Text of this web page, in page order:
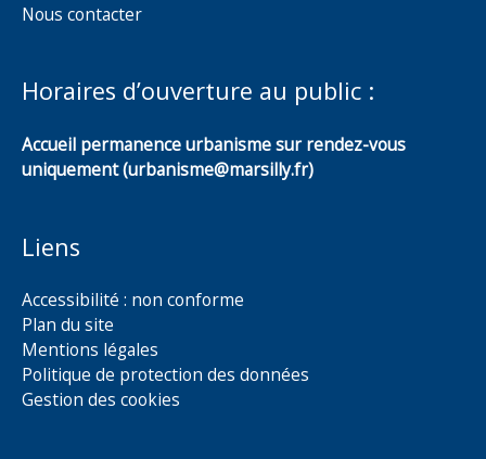
Nous contacter
Horaires d’ouverture au public :
Accueil permanence urbanisme sur rendez-vous
uniquement (urbanisme@marsilly.fr)
Liens
Accessibilité : non conforme
Plan du site
Mentions légales
Politique de protection des données
Gestion des cookies